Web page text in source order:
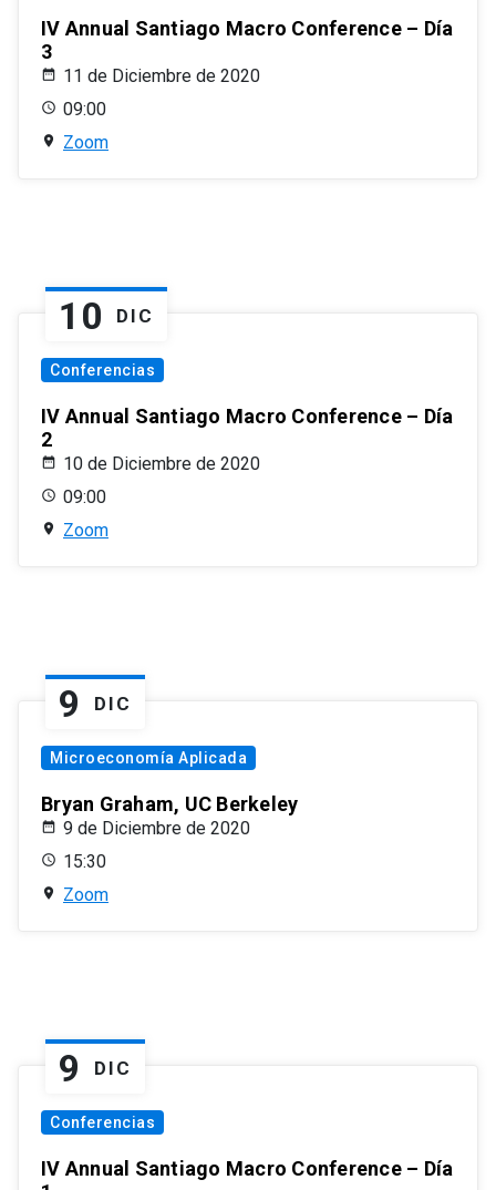
IV Annual Santiago Macro Conference – Día
3
11 de Diciembre de 2020
09:00
Zoom
10 DIC
Conferencias
IV Annual Santiago Macro Conference – Día
2
10 de Diciembre de 2020
09:00
Zoom
9 DIC
Microeconomía Aplicada
Bryan Graham, UC Berkeley
9 de Diciembre de 2020
15:30
Zoom
9 DIC
Conferencias
IV Annual Santiago Macro Conference – Día